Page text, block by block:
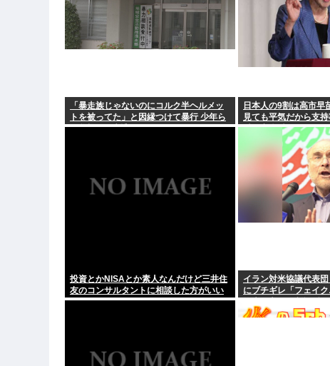
「暴走族じゃないのにコルク半ヘルメッ
トを被ってた」と因縁つけて暴行 少年ら
と父親(37)逮捕
日本人の9割は高市早
見ても平気だから支
科と音楽科はしっか
投資とかNISAとか素人なんだけど三井住
友のコンサルタントに相談した方がいい
のか？
イラン対米協議代表
にブチギレ「フェイク